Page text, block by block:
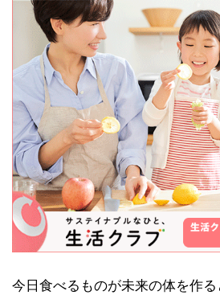
今日食べるものが未来の体を作